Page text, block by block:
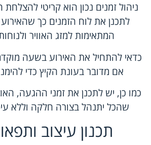
ניהול זמנים נכון הוא קריטי
לתכנן את לוח הזמנים כך
המתאימות למזג האוויר
כדאי להתחיל את האירוע בשעה
אם מדובר בעונת הקיץ כדי
כמו כן, יש לתכנן את זמני ההגעה,
שהכל יתנהל בצורה חלקה וללא
תכנון עיצוב